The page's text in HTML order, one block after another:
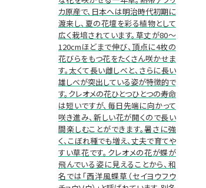
カ原産で、日本へは明治時代初期に
渡来し、夏の花壇を彩る植物として
広く栽培されています。草丈が80～
120cmほどまで伸び、頂点に4枚の
花びらをもつ花をたくさん咲かせま
す。太くて長い雌しべと、さらに長い
雄しべが突出している姿が特徴的で
す。クレオメの花ひとつひとつの寿命
は短いですが、毎日先端に向かって
咲き進み、新しい花が開くので長い
間楽しむことができます。暑さに強
く、こぼれ種でも増え、丈夫で育てや
すい草花です。クレオメの花が蝶が
飛んでいる姿に見えることから、和
名では「西洋風蝶草（セイヨウフウ